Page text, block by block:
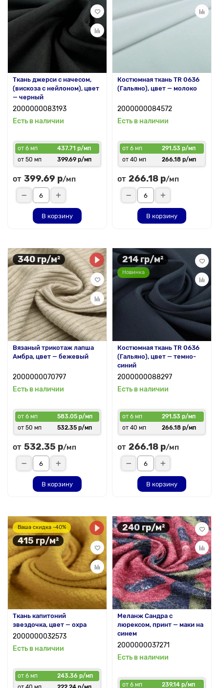
Ткань джерси с начесом,
(вискоза с нейлоном), цвет
— черный
2000000083193
Есть в наличии
от 6 мп
437.71 р/мп
от 50 мп
399.69 р/мп
от 399.69 р/мп
В корзину
Костюмная ткань TR 0636
(Гальяно), цвет — молоко
2000000084572
Есть в наличии
от 6 мп
291.53 р/мп
от 40 мп
266.18 р/мп
от 266.18 р/мп
В корзину
340 гр/м²
Вязаный трикотаж лапша
Амбра, цвет — бежевый
2000000070797
Есть в наличии
от 6 мп
583.05 р/мп
от 50 мп
532.35 р/мп
от 532.35 р/мп
В корзину
214 гр/м²
Новинка
Костюмная ткань TR 0636
(Гальяно), цвет — темно-
синий
2000000088297
Есть в наличии
от 6 мп
291.53 р/мп
от 40 мп
266.18 р/мп
от 266.18 р/мп
В корзину
Ваша скидка -40%
415 гр/м²
Ткань капитоний
звездочка, цвет — охра
2000000032573
Есть в наличии
от 6 мп
243.36 р/мп
240 гр/м²
Меланж Сандра с
люрексом, принт — маки на
синем
2000000037271
Есть в наличии
от 6 мп 239.14 р/мп